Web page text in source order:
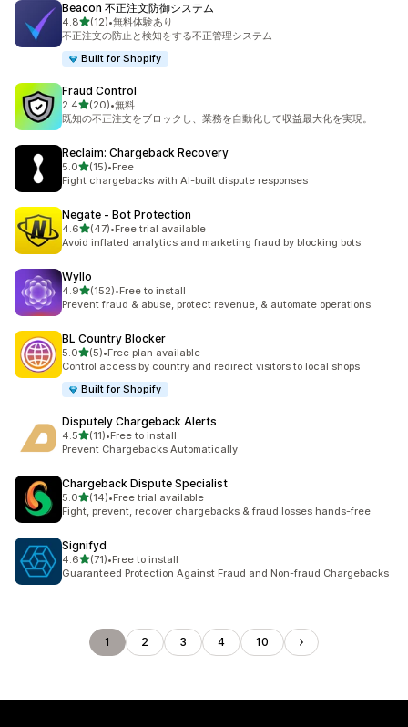
Beacon 不正注文防御システム
4.85つ星中
(12)
合計レビュー数：12件
•無料体験あり
不正注文の防止と検知をする不正管理システム
Built for Shopify
Fraud Control
2.45つ星中
(20)
合計レビュー数：20件
•無料
既知の不正注文をブロックし、業務を自動化して収益最大化を実現。
Reclaim: Chargeback Recovery
5.05つ星中
(15)
合計レビュー数：15件
•Free
Fight chargebacks with AI-built dispute responses
Negate ‑ Bot Protection
4.65つ星中
(47)
合計レビュー数：47件
•Free trial available
Avoid inflated analytics and marketing fraud by blocking bots.
Wyllo
4.95つ星中
(152)
合計レビュー数：152件
•Free to install
Prevent fraud & abuse, protect revenue, & automate operations.
BL Country Blocker
5.05つ星中
(5)
合計レビュー数：5件
•Free plan available
Control access by country and redirect visitors to local shops
Built for Shopify
Disputely Chargeback Alerts
4.55つ星中
(11)
合計レビュー数：11件
•Free to install
Prevent Chargebacks Automatically
Chargeback Dispute Specialist
5.05つ星中
(14)
合計レビュー数：14件
•Free trial available
Fight, prevent, recover chargebacks & fraud losses hands-free
Signifyd
4.65つ星中
(71)
合計レビュー数：71件
•Free to install
Guaranteed Protection Against Fraud and Non-fraud Chargebacks
1 2 3 4 10